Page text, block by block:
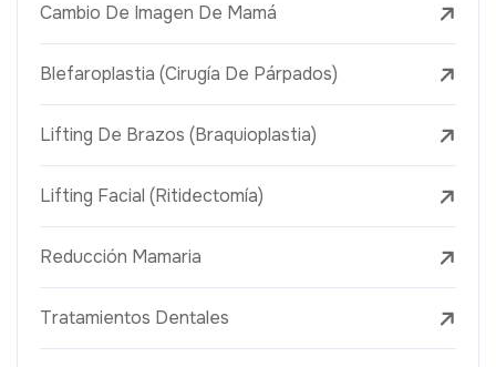
Cambio De Imagen De Mamá
Blefaroplastia (Cirugía De Párpados)
Lifting De Brazos (Braquioplastia)
Lifting Facial (Ritidectomía)
Reducción Mamaria
Tratamientos Dentales